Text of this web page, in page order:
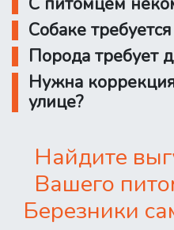
Собаке
Порода требует
Нужна
улице?
Найдите
Вашего
Березники